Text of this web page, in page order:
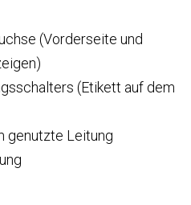
(Vorderseite und
(Etikett auf dem
genutzte Leitung